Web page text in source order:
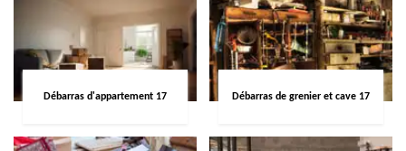
Débarras d'appartement 17 Débarras de grenier et cave 17